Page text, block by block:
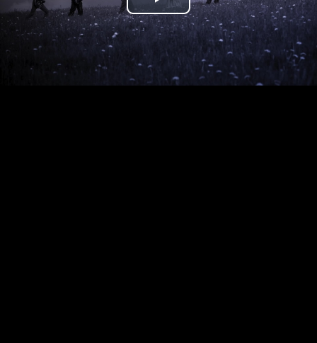
Play
Video